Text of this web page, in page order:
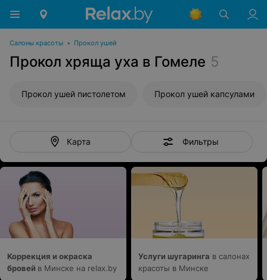
Салоны красоты • Прокол ушей
Прокол хряща уха в Гомеле 5
Прокол ушей пистолетом Прокол ушей капсулами
Карта Фильтры
Коррекция и окраска
бровей в Минске на relax.by
Услуги шугаринга в салонах
красоты в Минске